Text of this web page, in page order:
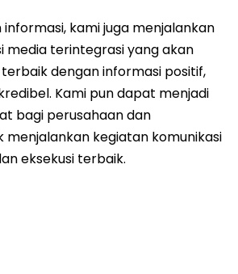
informasi, kami juga menjalankan
media terintegrasi yang akan
dengan informasi positif,
Kami pun dapat menjadi
bagi perusahaan dan
menjalankan kegiatan komunikasi
eksekusi terbaik.